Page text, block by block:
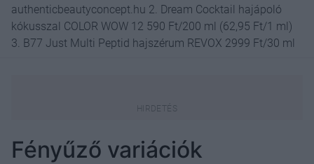
authenticbeautyconcept.hu 2. Dream Cocktail hajápoló
kókusszal COLOR WOW 12 590 Ft/200 ml (62,95 Ft/1 ml)
3. B77 Just Multi Peptid hajszérum REVOX 2999 Ft/30 ml
Fényűző variációk